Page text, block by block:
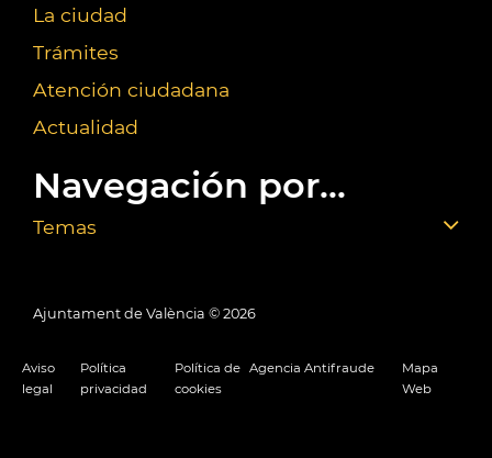
La ciudad
Trámites
Atención ciudadana
Actualidad
Navegación por...
Temas
Ajuntament de València © 2026
Aviso
legal
Política
privacidad
Política de
cookies
Agencia Antifraude
Mapa
Web